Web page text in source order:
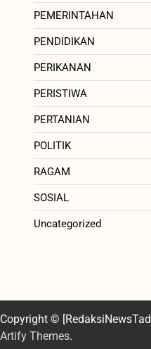
PEMERINTAHAN
PENDIDIKAN
PERIKANAN
PERISTIWA
PERTANIAN
POLITIK
RAGAM
SOSIAL
Uncategorized
Copyright ©
Artify Themes.